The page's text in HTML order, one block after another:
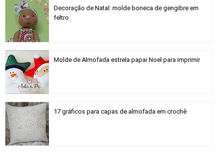
Decoração de Natal: molde boneca de gengibre em
feltro
Molde de Almofada estrela papai Noel para imprimir
17 gráficos para capas de almofada em crochê